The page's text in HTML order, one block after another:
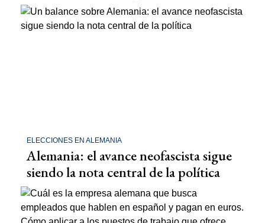
ELECCIONES EN ALEMANIA
Alemania: el avance neofascista sigue
siendo la nota central de la política